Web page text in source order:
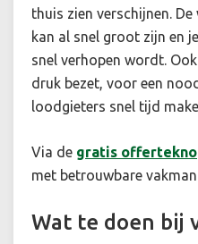
thuis zien verschijnen.
kan al snel groot zijn en
snel verhopen wordt.
druk bezet, voor een
loodgieters snel tijd
Via de gratis
met betrouwbare
Wat te doen bij